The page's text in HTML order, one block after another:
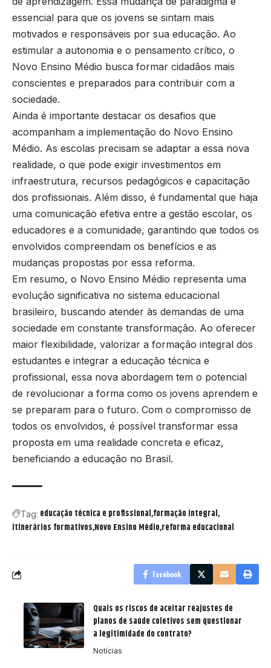
essencial para que os jovens se sintam mais
motivados e responsáveis por sua educação. Ao
estimular a autonomia e o pensamento crítico, o
Novo Ensino Médio busca formar cidadãos mais
conscientes e preparados para contribuir com a
sociedade.
Ainda é importante destacar os desafios que
acompanham a implementação do Novo Ensino
Médio. As escolas precisam se adaptar a essa nova
realidade, o que pode exigir investimentos em
infraestrutura, recursos pedagógicos e capacitação
dos profissionais. Além disso, é fundamental que haja
uma comunicação efetiva entre a gestão escolar, os
educadores e a comunidade, garantindo que todos os
envolvidos compreendam os benefícios e as
mudanças propostas por essa reforma.
Em resumo, o Novo Ensino Médio representa uma
evolução significativa no sistema educacional
brasileiro, buscando atender às demandas de uma
sociedade em constante transformação. Ao oferecer
maior flexibilidade, valorizar a formação integral dos
estudantes e integrar a educação técnica e
profissional, essa nova abordagem tem o potencial
de revolucionar a forma como os jovens aprendem e
se preparam para o futuro. Com o compromisso de
todos os envolvidos, é possível transformar essa
proposta em uma realidade concreta e eficaz,
beneficiando a educação no Brasil.
Tag: educação técnica e profissional formação integral
itinerários formativos Novo Ensino Médio reforma educacional
Facebook
Quais os riscos de aceitar reajustes de
planos de saúde coletivos sem questionar
a legitimidade do contrato?
Notícias